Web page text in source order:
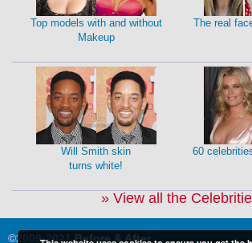
Top models with and without
Makeup
The real
Will Smith skin
turns white!
60
» View all the
©2009-2021Before & After